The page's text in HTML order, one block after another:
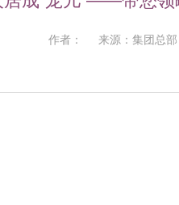
作者： 来源：集团总